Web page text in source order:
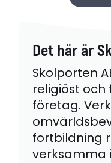
Det här är
Skolporten
religiöst
företag.
fortbildning
verksamma